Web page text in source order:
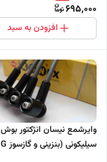
695,000
افزودن به سبد
وایرشمع نیسان انژکتور بوش
سیلیکونی (بنزینی و گازسوز CNG)